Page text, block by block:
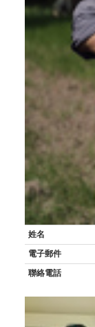
姓名
電子郵件
聯絡電話